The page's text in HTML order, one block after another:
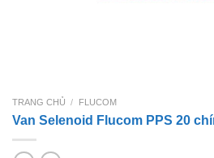
TRANG CHỦ / FLUCOM
Van Selenoid Flucom PPS 20